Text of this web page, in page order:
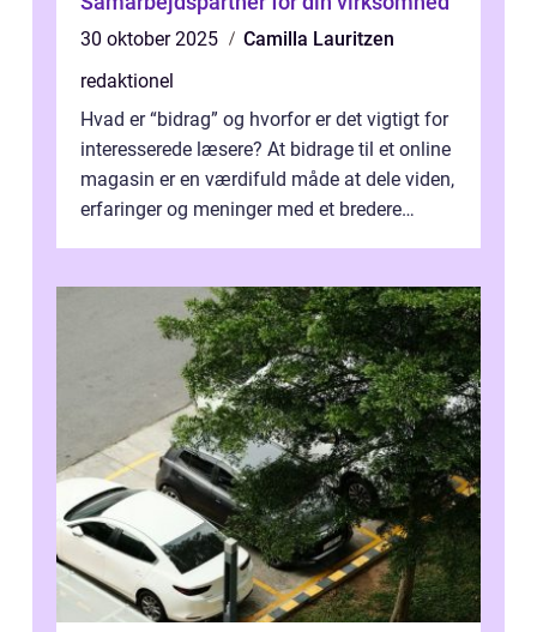
30 oktober 2025
Camilla Lauritzen
redaktionel
Hvad er “bidrag” og hvorfor er det vigtigt for
interesserede læsere? At bidrage til et online
magasin er en værdifuld måde at dele viden,
erfaringer og meninger med et bredere